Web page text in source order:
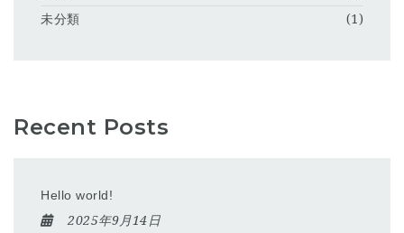
未分類
(1)
Recent Posts
Hello world!
2025年9月14日